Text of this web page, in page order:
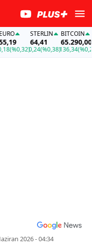
(%0,32)
STERLIN
64,41
0,24(%0,38)
BITCOIN
65.290,00
136,34(%0,21)
2026 - 04:34